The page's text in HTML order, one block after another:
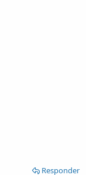
Responder